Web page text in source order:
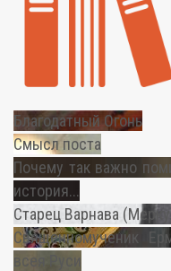
Благодатный Огонь
Смысл поста
Почему так важно
история...
Старец Варнава
Священномученик
всея Руси